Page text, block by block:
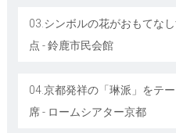
03.シンボルの花がおもてな
点 - 鈴鹿市民会館
04.京都発祥の「琳派」をテ
席 - ロームシアター京都